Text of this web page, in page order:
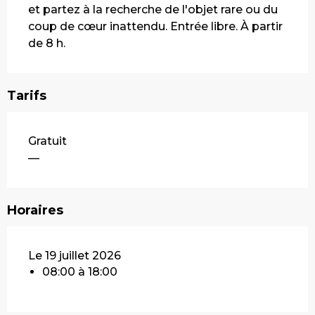
et partez à la recherche de l'objet rare ou du
coup de cœur inattendu. Entrée libre. À partir
de 8 h.
Tarifs
Gratuit
—
Horaires
Le 19 juillet 2026
08:00 à 18:00